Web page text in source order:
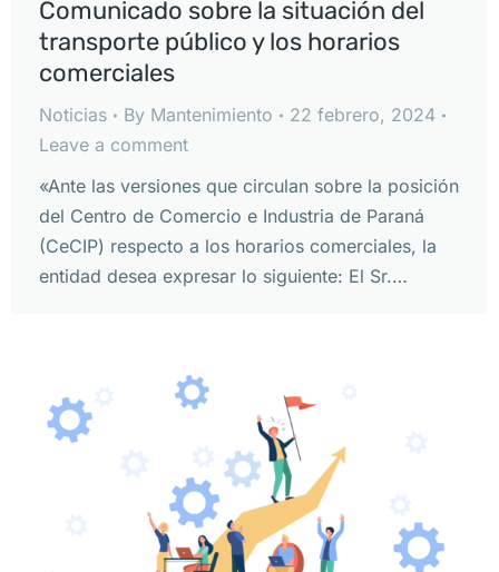
Comunicado sobre la situación del
transporte público y los horarios
comerciales
Noticias By Mantenimiento
22 febrero, 2024
Leave a comment
«Ante las versiones que circulan sobre la posición
del Centro de Comercio e Industria de Paraná
(CeCIP) respecto a los horarios comerciales, la
entidad desea expresar lo siguiente: El Sr.…